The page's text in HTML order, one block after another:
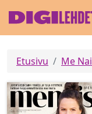
Etusivu Me